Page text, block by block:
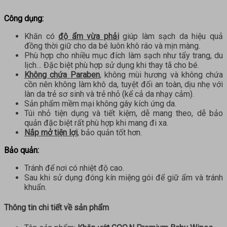
Công dụng:
Khăn cóđộ ẩm vừa phảigiúp làm sạch da hiệu quả
đồng thời giữ cho da bé luôn khô ráo và mịn màng.
Phù hợp cho nhiều mục đích làm sạch như tẩy trang, du
lịch… Đặc biệt phù hợp sử dụng khi thay tã cho bé.
Không chứa Paraben, không mùi hương và không chứa
cồn nên không làm khô da, tuyệt đối an toàn, dịu nhẹ với
làn da trẻ sơ sinh và trẻ nhỏ (kể cả da nhạy cảm).
Sản phẩm mềm mại không gây kích ứng da.
Túi nhỏ tiện dụng và tiết kiệm, dễ mang theo, dễ bảo
quản đặc biệt rất phù hợp khi mang đi xa.
Nắp mở tiện lợi, bảo quản tốt hơn.
Bảo quản:
Tránh để nơi có nhiệt độ cao.
Sau khi sử dụng đóng kín miệng gói để giữ ẩm và tránh
khuẩn.
Thông tin chi tiết về sản phẩm